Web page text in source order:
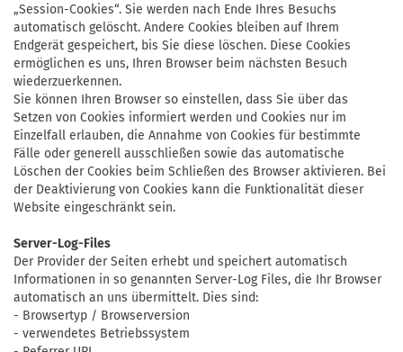
„Session-Cookies“. Sie werden nach Ende Ihres Besuchs
automatisch gelöscht. Andere Cookies bleiben auf Ihrem
Endgerät gespeichert, bis Sie diese löschen. Diese Cookies
ermöglichen es uns, Ihren Browser beim nächsten Besuch
wiederzuerkennen.
Sie können Ihren Browser so einstellen, dass Sie über das
Setzen von Cookies informiert werden und Cookies nur im
Einzelfall erlauben, die Annahme von Cookies für bestimmte
Fälle oder generell ausschließen sowie das automatische
Löschen der Cookies beim Schließen des Browser aktivieren. Bei
der Deaktivierung von Cookies kann die Funktionalität dieser
Website eingeschränkt sein.
Server-Log-Files
Der Provider der Seiten erhebt und speichert automatisch
Informationen in so genannten Server-Log Files, die Ihr Browser
automatisch an uns übermittelt. Dies sind:
- Browsertyp / Browserversion
- verwendetes Betriebssystem